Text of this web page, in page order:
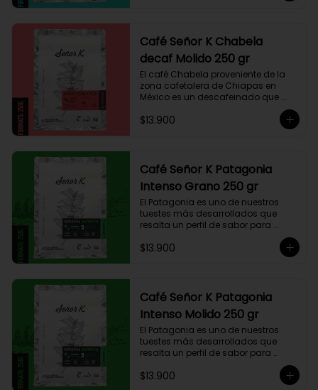
trazas de chocolate. El tueste medio
permite degustar todos los sabores
complejos de este café
Café Señor K Chabela
decaf Molido 250 gr
El café Chabela proveniente de la
zona cafetalera de Chiapas en
México es un descafeinado que
Este café se siembra cerca de la
fruto de su trabajo en el campo a
su madre, Chabela. Es un típica
descafeinado con agua, con
toques especiados y un cuerpo
cremoso, resaltan notas canela,
chocolate negro y lima, esto le
otorga una puntuación de 83,75. Si
buscas descansar de la cafeína,
esta es una exquisita alternativa
$13.900
Café Señor K Patagonia
Intenso Grano 250 gr
El Patagonia es uno de nuestros
tuestes más desarrollados que
resalta un perfil de sabor para
intenso único y con exquisito
Lo diseñamos intencionalmente
para resaltar la intensidad y
generar una gran sinergia si se
añade leche. Se trata de un Blend
con un rico sabor achocolatado.
$13.900
Café Señor K Patagonia
Intenso Molido 250 gr
El Patagonia es uno de nuestros
tuestes más desarrollados que
resalta un perfil de sabor para
intenso único y con exquisito
$13.900